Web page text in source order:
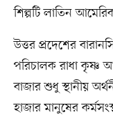
শিল্পটি লাতিন
উত্তর প্রদেশের
পরিচালক রাধা কৃষ্ণ
বাজার শুধু স্থানীয়
হাজার মানুষের